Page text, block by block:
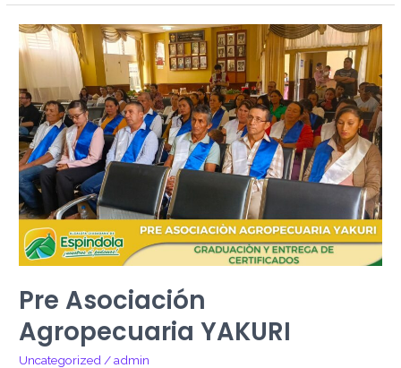
Pre Asociación
Agropecuaria YAKURI
Uncategorized /admin
Pre
Asociación
Agropecuaria
YAKURI